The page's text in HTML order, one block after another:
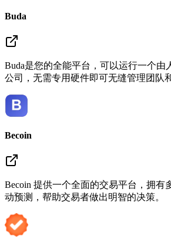
Buda
Buda是您的全能平台，可以运行一个由
公司，无需专用硬件即可无缝管理团队
Becoin
Becoin 提供一个全面的交易平台，拥有
动预测，帮助交易者做出明智的决策。